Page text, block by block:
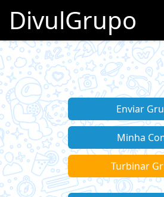
DivulGrupo
Enviar
Minha
Turbinar